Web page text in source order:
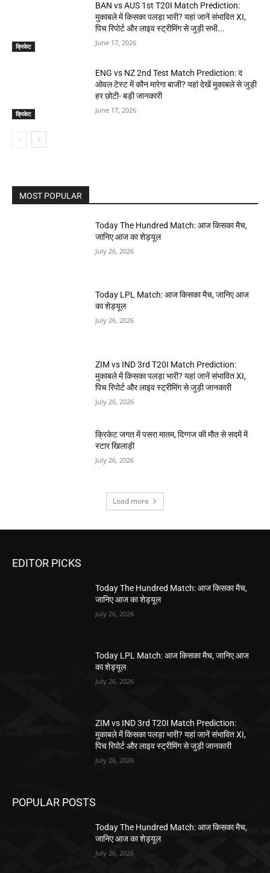
क्रिकेट
BAN vs AUS 1st T20I Match Prediction:
मुकाबले में किसका पलड़ा भारी? यहां जानें संभावित XI,
पिच रिपोर्ट और लाइव स्ट्रीमिंग से जुड़ी सभी...
June 17, 2026
क्रिकेट
ENG vs NZ 2nd Test Match Prediction: द
ओवल टेस्ट में कौन मारेगा बाजी? यहां देखें मुकाबले से जुड़ी
हर छोटी- बड़ी जानकारी
June 17, 2026
MOST POPULAR
Today The Hundred Match: आज किसका मैच,
जानिए आज का शेड्यूल
July 26, 2026
Today LPL Match: आज किसका मैच, जानिए आज
का शेड्यूल
July 26, 2026
ZIM vs IND 3rd T20I Match Prediction:
मुकाबले में किसका पलड़ा भारी? यहां जानें संभावित XI,
पिच रिपोर्ट और लाइव स्ट्रीमिंग से जुड़ी जानकारी
July 26, 2026
क्रिकेट जगत में पसरा मातम, दिग्गज की मौत से सदमें में
स्टार खिलाड़ी
July 26, 2026
Load more
EDITOR PICKS
Today The Hundred Match: आज किसका मैच,
जानिए आज का शेड्यूल
July 26, 2026
Today LPL Match: आज किसका मैच, जानिए आज
का शेड्यूल
July 26, 2026
ZIM vs IND 3rd T20I Match Prediction:
मुकाबले में किसका पलड़ा भारी? यहां जानें संभावित XI,
पिच रिपोर्ट और लाइव स्ट्रीमिंग से जुड़ी जानकारी
July 26, 2026
POPULAR POSTS
Today The Hundred Match: आज किसका मैच,
जानिए आज का शेड्यूल
July 26, 2026